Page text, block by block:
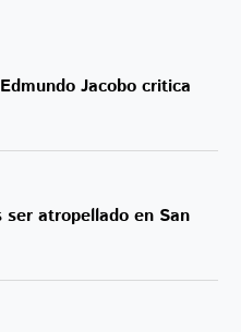
Jacobo critica
atropellado en San